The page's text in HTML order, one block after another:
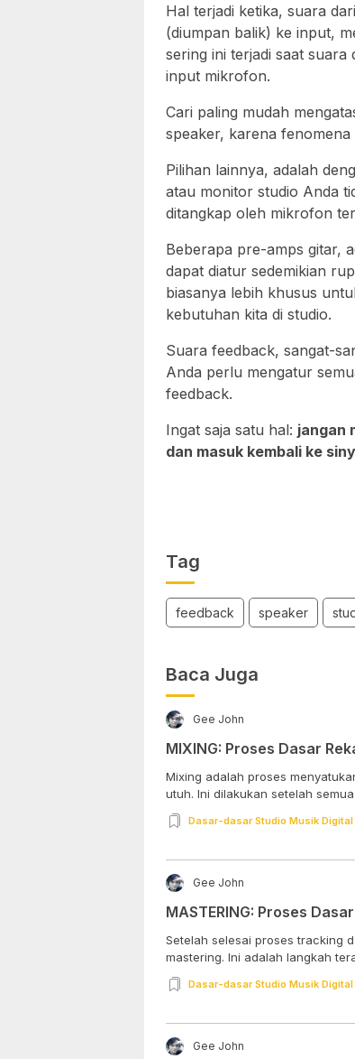
Hal terjadi ketika, suara
(diumpan balik) ke input,
sering ini terjadi saat suara
input mikrofon.
Cari paling mudah
speaker, karena
Pilihan lainnya, adalah
atau monitor studio Anda
ditangkap oleh mikrofon
Beberapa pre-amps gitar,
dapat diatur sedemikian
biasanya lebih khusus
kebutuhan kita di studio.
Suara feedback, sangat-
Anda perlu mengatur
feedback.
Ingat saja satu hal: jangan
dan masuk kembali ke
Tag
feedback speaker
Baca Juga
Gee John
MIXING: Proses Dasar
Mixing adalah proses
utuh. Ini dilakukan setelah
Dasar-dasar Studio Musik Digital
Gee John
MASTERING: Proses
Setelah selesai proses tracking
mastering. Ini adalah langkah
Dasar-dasar Studio Musik Digital
Gee John